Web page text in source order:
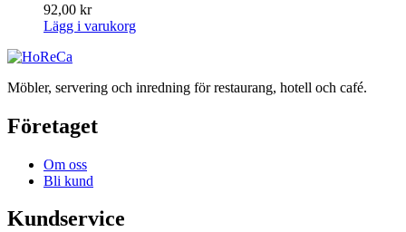
92,00 kr
Lägg i varukorg
Möbler, servering och inredning för restaurang, hotell och café.
Företaget
Om oss
Bli kund
Kundservice